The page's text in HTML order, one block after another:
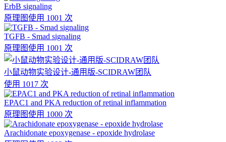
ErbB signaling
原理图使用 1001 次
TGFB - Smad signaling
原理图使用 1001 次
小鼠动物实验设计-通用版-SCIDRAW团队
使用 1017 次
EPAC1 and PKA reduction of retinal inflammation
原理图使用 1000 次
Arachidonate epoxygenase - epoxide hydrolase